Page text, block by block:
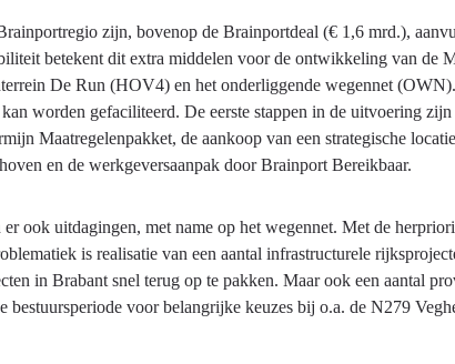
zijn, bovenop de Brainportdeal (€ 1,6 mrd.),
betekent dit extra middelen voor de ontwikkeling van
De Run (HOV4) en het onderliggende wegennet
worden gefaciliteerd. De eerste stappen in de uitvoering
Maatregelenpakket, de aankoop van een strategische
en de werkgeversaanpak door Brainport Bereikbaar.
ook uitdagingen, met name op het wegennet. Met de
is realisatie van een aantal infrastructurele
in Brabant snel terug op te pakken. Maar ook een aantal
bestuursperiode voor belangrijke keuzes bij o.a. de N279